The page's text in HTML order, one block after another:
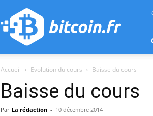
bitcoin.fr
Accueil Evolution du cours Baisse du cours
Baisse du cours
Par La rédaction - 10 décembre 2014